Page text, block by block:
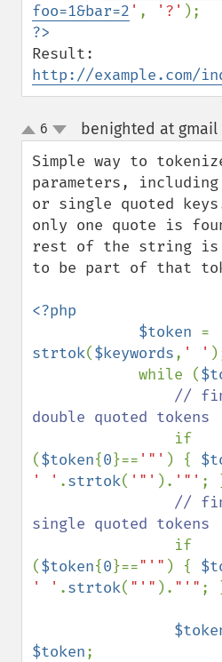
foo=1&bar=2 ' , '?'
http://example.com/
up
down
6 benighted at gmail
Simple way to
parameters, including
or single quoted
only one quote is
rest of the string is
to be part of that
<?php
            $token
strtok($keywords, ' '
            while (
//
double quoted tokens
if
($token{0}== '"' ) {
' ' .strtok( '"' ). '"' ;
//
single quoted tokens
if
($token{0}=="'" ) {
' ' .strtok( "'" ). "'" ;
$token;